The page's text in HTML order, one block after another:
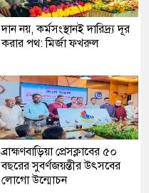
দান নয়, কর্মসংস্থানই দারিদ্র্য দূর
করার পথ: মির্জা ফখরুল
ব্রাহ্মণবাড়িয়া প্রেসক্লাবের ৫০
বছরের সুবর্ণজয়ন্তীর উৎসবের
লোগো উন্মোচন